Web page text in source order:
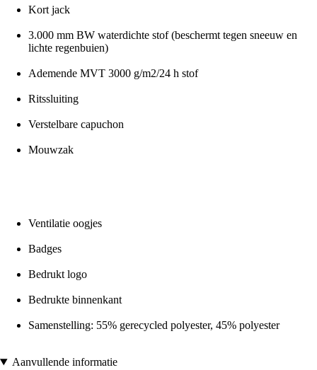
Kort jack
3.000 mm BW waterdichte stof (beschermt tegen sneeuw en
lichte regenbuien)
Ademende MVT 3000 g/m2/24 h stof
Ritssluiting
Verstelbare capuchon
Mouwzak
Ventilatie oogjes
Badges
Bedrukt logo
Bedrukte binnenkant
Samenstelling: 55% gerecycled polyester, 45% polyester
Aanvullende informatie